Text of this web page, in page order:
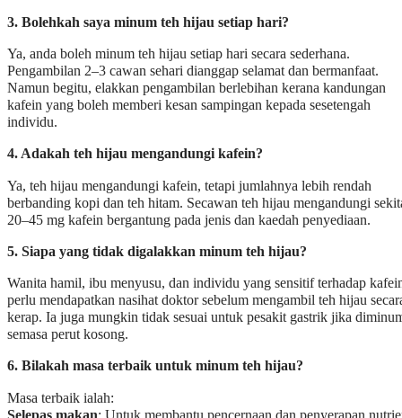
3. Bolehkah saya minum teh hijau setiap hari?
Ya, anda boleh minum teh hijau setiap hari secara sederhana.
Pengambilan 2–3 cawan sehari dianggap selamat dan bermanfaat.
Namun begitu, elakkan pengambilan berlebihan kerana kandungan
kafein yang boleh memberi kesan sampingan kepada sesetengah
individu.
4. Adakah teh hijau mengandungi kafein?
Ya, teh hijau mengandungi kafein, tetapi jumlahnya lebih rendah
berbanding kopi dan teh hitam. Secawan teh hijau mengandungi
20–45 mg kafein bergantung pada jenis dan kaedah penyediaan.
5. Siapa yang tidak digalakkan minum teh hijau?
Wanita hamil, ibu menyusu, dan individu yang sensitif terhadap
perlu mendapatkan nasihat doktor sebelum mengambil teh hijau
kerap. Ia juga mungkin tidak sesuai untuk pesakit gastrik jika
semasa perut kosong.
6. Bilakah masa terbaik untuk minum teh hijau?
Masa terbaik ialah: